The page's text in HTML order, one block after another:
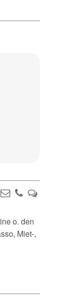
o. den
Miet-,